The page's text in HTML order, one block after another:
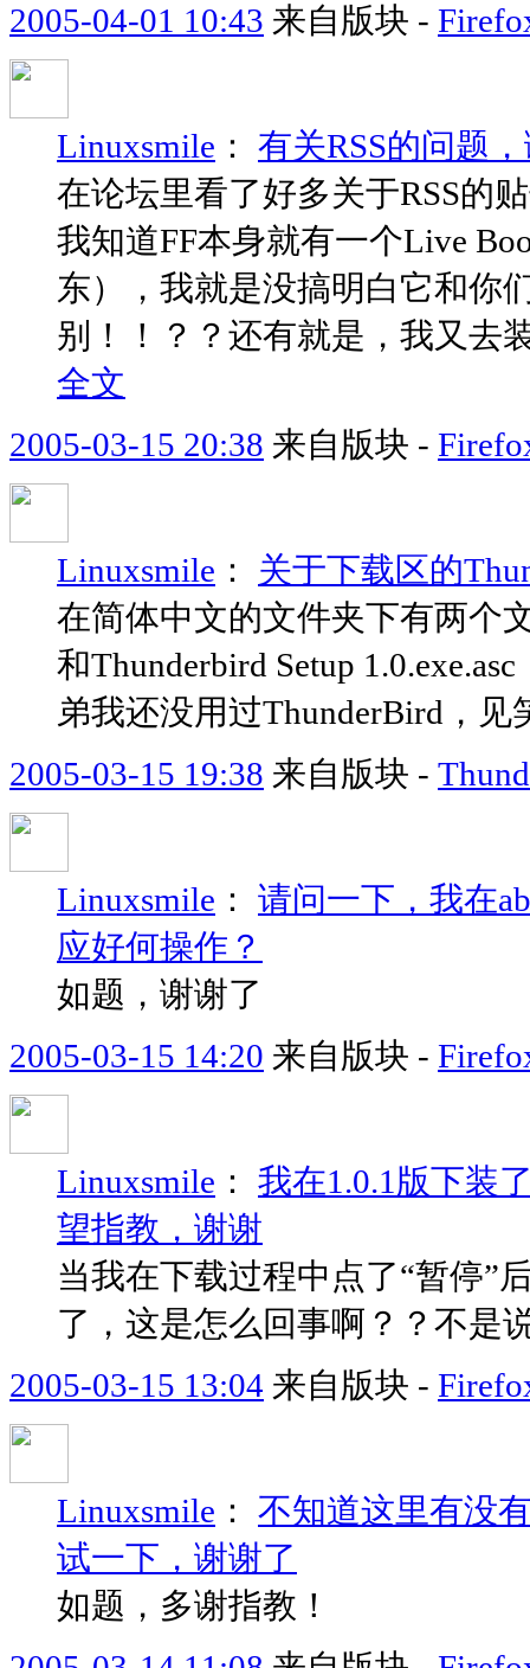
2005-04-01 10:43 来自版块 -
Linuxsmile ： 有关RSS的问题
在论坛里看了好多关于RSS的
我知道FF本身就有一个Live
东），我就是没搞明白它和你
别！！？？还有就是，我又去
全文
2005-03-15 20:38 来自版块 -
Linuxsmile ： 关于下载区的
在简体中文的文件夹下有两个
和Thunderbird Setup
弟我还没用过ThunderBird，见
2005-03-15 19:38 来自版块 -
Linuxsmile ： 请问一下，我在
应好何操作？
如题，谢谢了
2005-03-15 14:20 来自版块 -
Linuxsmile ： 我在1.0.1版下装
望指教，谢谢
当我在下载过程中点了“暂停”
了，这是怎么回事啊？？不是
2005-03-15 13:04 来自版块 -
Linuxsmile ： 不知道这里有没
试一下，谢谢了
如题，多谢指教！